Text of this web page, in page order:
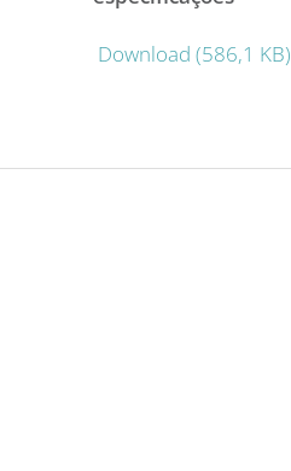
Download (586,1 KB)